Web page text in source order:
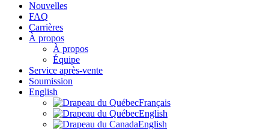
Nouvelles
FAQ
Carrières
À propos
À propos
Équipe
Service après-vente
Soumission
English
Français
English
English